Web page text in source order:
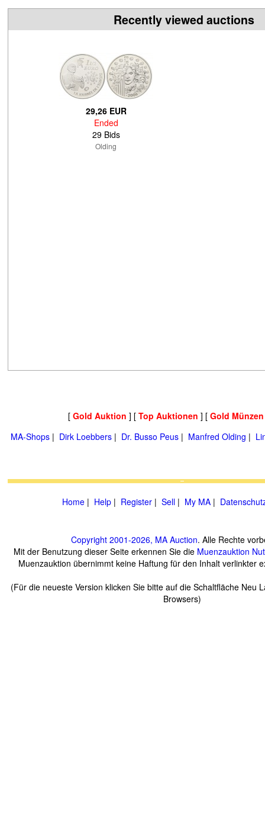
Recently viewed auctions
29,26 EUR
Ended
29 Bids
Olding
[ Gold Auktion ] [ Top Auktionen ] [ Gold
MA-Shops | Dirk Loebbers | Dr. Busso Peus | Manfred Olding |
Home | Help | Register | Sell | My MA |
Copyright 2001-2026, MA Auction. Alle Rechte
Mit der Benutzung dieser Seite erkennen Sie die Muenzauktion
Muenzauktion übernimmt keine Haftung für den Inhalt verlinkter
(Für die neueste Version klicken Sie bitte auf die Schaltfläche Neu
Browsers)